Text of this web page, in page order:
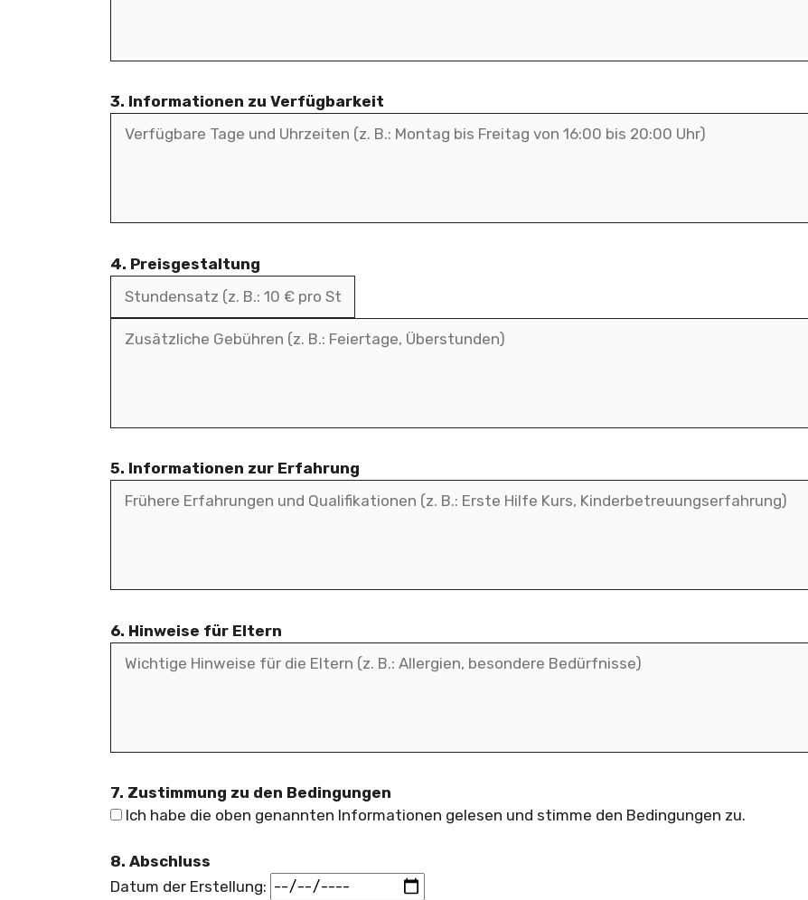
3. Informationen zu Verfügbarkeit
4. Preisgestaltung
5. Informationen zur Erfahrung
6. Hinweise für Eltern
7. Zustimmung zu den Bedingungen
Ich habe die oben genannten Informationen gelesen und stimme den Bedingungen zu.
8. Abschluss
Datum der Erstellung: